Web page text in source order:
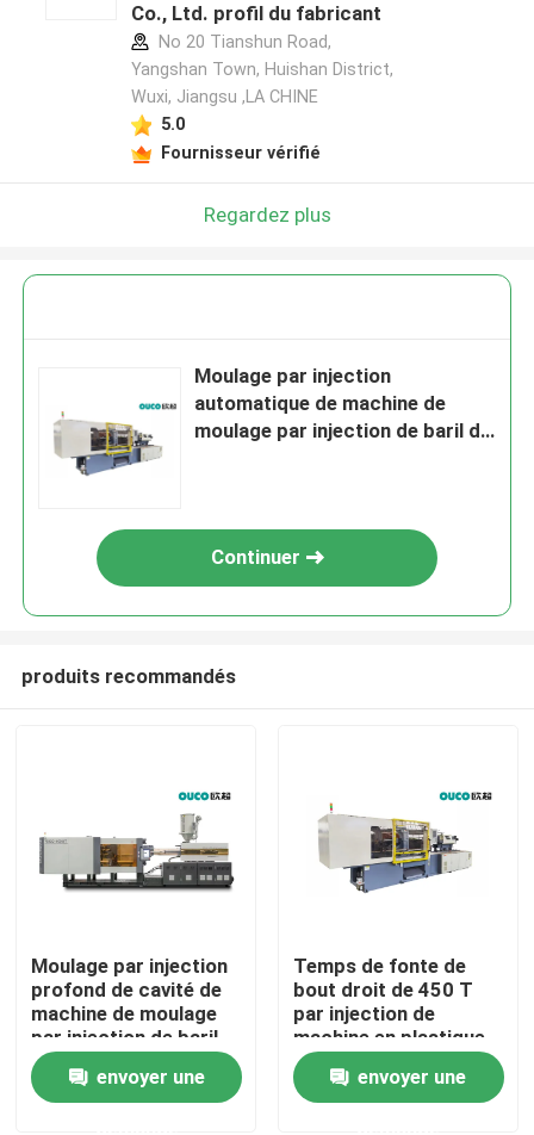
Maison
Produits
Co., Ltd. profil du fabricant
No 20 Tianshun Road,
Yangshan Town, Huishan District,
Wuxi, Jiangsu ,LA CHINE
5.0
Fournisseur vérifié
Regardez plus
Moulage par injection
automatique de machine de
moulage par injection de baril de
Continuer
produits recommandés
Moulage par injection
profond de cavité de
machine de moulage
par injection de baril
de vis d'OUCO 500T
envoyer une
Temps de fonte de
bout droit de 450 T
par injection de
machine en plastique
de moulage moins
envoyer une